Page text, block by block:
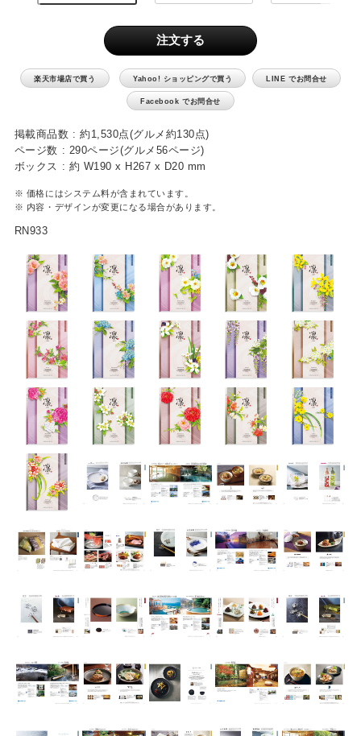
食器
バス用品
ベビー / キッズ用品
生活雑貨
ファッション雑貨
アクセサリー雑貨
寝具
文具
携帯・スマホアクセサリー
フラワーギフト
アウトドア
アウトレット
SCENE
名入れプレゼント 誕生日プレゼント
バレンタイン ホワイトデー
母の日 父の日
敬老の日 夏ギフト
クリスマスプレゼント お歳暮・お年賀・お年始
販促品＆ノベルティグッズ 北欧 FUN!
七五三 内祝い 入学内祝い
新築内祝い 新築祝い
楽天市場店で買う Yahoo! ショッピングで買う LINE でお問合せ
Facebook でお問合せ
掲載商品数 : 約1,530点(グルメ約130点)
ページ数 : 290ページ(グルメ56ページ)
ボックス : 約 W190 x H267 x D20 mm
※ 価格にはシステム料が含まれています。
※ 内容・デザインが変更になる場合があります。
RN933